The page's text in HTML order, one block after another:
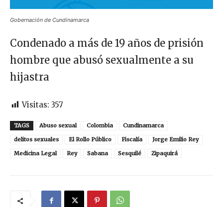
Gobernación de Cundinamarca
Condenado a más de 19 años de prisión
hombre que abusó sexualmente a su
hijastra
Visitas: 357
TAGS Abuso sexual Colombia
Cundinamarca
delitos sexuales
El Rollo Público Fiscalía
Jorge Emilio Rey
Medicina Legal
Rey Sabana Sesquilé Zipaquirá